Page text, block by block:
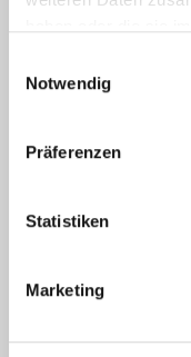
Notwendig
Präferenzen
Statistiken
Marketing
estimate
them as entry